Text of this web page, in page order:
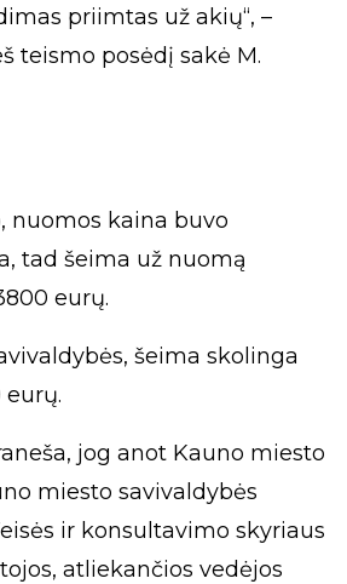
priimtas už akių“, –
teismo posėdį sakė M.
nuomos kaina buvo
tad šeima už nuomą
eurų.
šeima skolinga
eurų.
jog anot Kauno miesto
miesto savivaldybės
ir konsultavimo skyriaus
atliekančios vedėjos